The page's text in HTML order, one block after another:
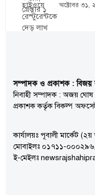
অক্টোবর ৩১,
সম্পাদক ও প্রকাশক :
নিবাহী সম্পাদক : অজয় ঘোষ
প্রকাশক কর্তৃক বিকল্প অফসেট
কার্যালয়ঃ পূবালী মার্কেট
মোবাইলঃ ০১৭১১-
ই-মেইলঃ